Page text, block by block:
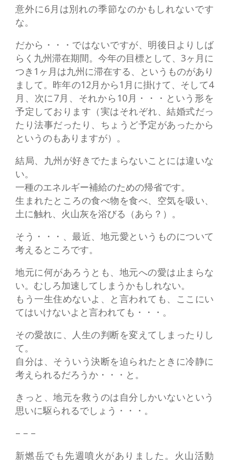
意外に6月は別れの季節なのかもしれないです
な。
だから・・・ではないですが、明後日よりしば
らく九州滞在期間。今年の目標として、3ヶ月に
つき1ヶ月は九州に滞在する、というものがあり
まして。昨年の12月から1月に掛けて、そして4
月、次に7月、それから10月・・・という形を
予定しております（実はそれぞれ、結婚式だっ
たり法事だったり、ちょうど予定があったから
というのもありますが）。
結局、九州が好きでたまらないことには違いな
い。
一種のエネルギー補給のための帰省です。
生まれたところの食べ物を食べ、空気を吸い、
土に触れ、火山灰を浴びる（あら？）。
そう・・・、最近、地元愛というものについて
考えるところです。
地元に何があろうとも、地元への愛は止まらな
い。むしろ加速してしまうかもしれない。
もう一生住めないよ、と言われても、ここにい
てはいけないよと言われても・・・。
その愛故に、人生の判断を変えてしまったりし
て。
自分は、そういう決断を迫られたときに冷静に
考えられるだろうか・・・と。
きっと、地元を救うのは自分しかいないという
思いに駆られるでしょう・・・。
– – –
新燃岳でも先週噴火がありました。火山活動